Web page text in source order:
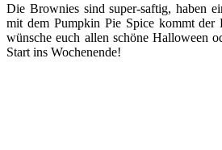
Die Brownies sind super-saftig, haben
mit dem Pumpkin Pie Spice kommt der
wünsche euch allen schöne Halloween
Start ins Wochenende!